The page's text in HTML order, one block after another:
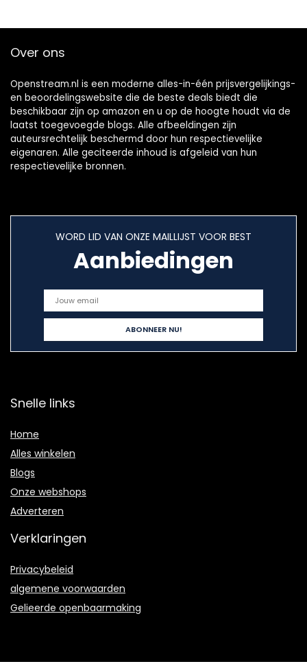
Over ons
Openstream.nl is een moderne alles-in-één prijsvergelijkings-
en beoordelingswebsite die de beste deals biedt die
beschikbaar zijn op amazon en u op de hoogte houdt via de
laatst toegevoegde blogs. Alle afbeeldingen zijn
auteursrechtelijk beschermd door hun respectievelijke
eigenaren. Alle geciteerde inhoud is afgeleid van hun
respectievelijke bronnen.
WORD LID VAN ONZE MAILLIJST VOOR BEST
Aanbiedingen
Snelle links
Home
Alles winkelen
Blogs
Onze webshops
Adverteren
Verklaringen
Privacybeleid
algemene voorwaarden
Gelieerde openbaarmaking